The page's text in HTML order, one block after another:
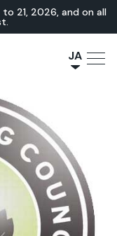
21, 2026, and on all
JA
EN
DE